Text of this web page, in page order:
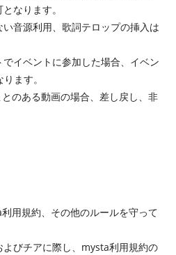
なります。
音源利用、歌詞テロップの挿入は
イベントに参加した場合、イベン
ます。
のある動画の場合、差し戻し、非
用規約、その他のルールを守って
びチアに際し、mysta利用規約の